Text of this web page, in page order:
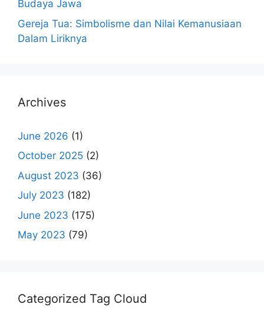
Budaya Jawa
Gereja Tua: Simbolisme dan Nilai Kemanusiaan
Dalam Liriknya
Archives
June 2026 (1)
October 2025 (2)
August 2023 (36)
July 2023 (182)
June 2023 (175)
May 2023 (79)
Categorized Tag Cloud